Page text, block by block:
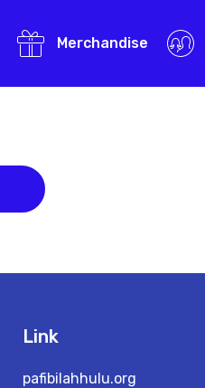
Merchandise
Link
pafibilahhulu.org